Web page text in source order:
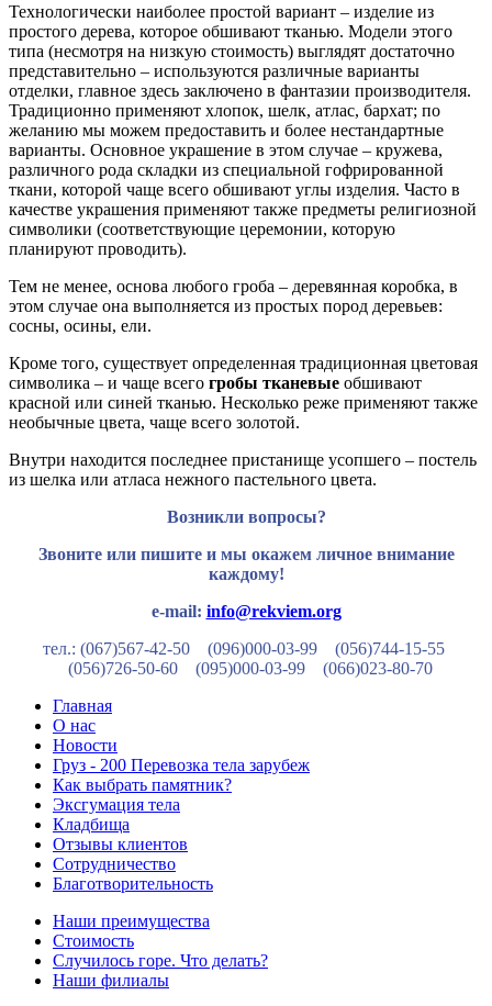
Технологически наиболее простой вариант – изделие из
простого дерева, которое обшивают тканью. Модели этого
типа (несмотря на низкую стоимость) выглядят достаточно
представительно – используются различные варианты
отделки, главное здесь заключено в фантазии производителя.
Традиционно применяют хлопок, шелк, атлас, бархат; по
желанию мы можем предоставить и более нестандартные
варианты. Основное украшение в этом случае – кружева,
различного рода складки из специальной гофрированной
ткани, которой чаще всего обшивают углы изделия. Часто в
качестве украшения применяют также предметы религиозной
символики (соответствующие церемонии, которую
планируют проводить).
Тем не менее, основа любого гроба – деревянная коробка, в
этом случае она выполняется из простых пород деревьев:
сосны, осины, ели.
Кроме того, существует определенная традиционная цветовая
символика – и чаще всего гробы тканевые обшивают
красной или синей тканью. Несколько реже применяют также
необычные цвета, чаще всего золотой.
Внутри находится последнее пристанище усопшего – постель
из шелка или атласа нежного пастельного цвета.
Возникли вопросы?
Звоните или пишите и мы окажем личное внимание
каждому!
e-mail: info@rekviem.org
тел.: (067)567-42-50 (096)000-03-99
(056)744-15-55
(056)726-50-60
(095)000-03-99
(066)023-80-70
Главная
О нас
Новости
Груз - 200 Перевозка тела зарубеж
Как выбрать памятник?
Эксгумация тела
Кладбища
Отзывы клиентов
Сотрудничество
Благотворительность
Наши преимущества
Стоимость
Случилось горе. Что делать?
Наши филиалы